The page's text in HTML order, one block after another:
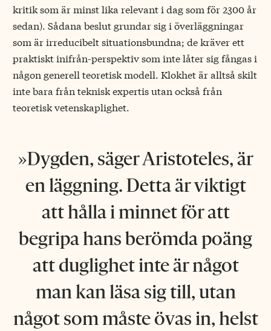
kritik som är minst lika relevant i dag som för 2300 år
sedan). Sådana beslut grundar sig i överläggningar
som är irreducibelt situationsbundna; de kräver ett
praktiskt inifrån-perspektiv som inte låter sig fångas i
någon generell teoretisk modell. Klokhet är alltså skilt
inte bara från teknisk expertis utan också från
teoretisk vetenskaplighet.
Dygden, säger Aristoteles, är
en läggning. Detta är viktigt
att hålla i minnet för att
begripa hans berömda poäng
att duglighet inte är något
man kan läsa sig till, utan
något som måste övas in, helst